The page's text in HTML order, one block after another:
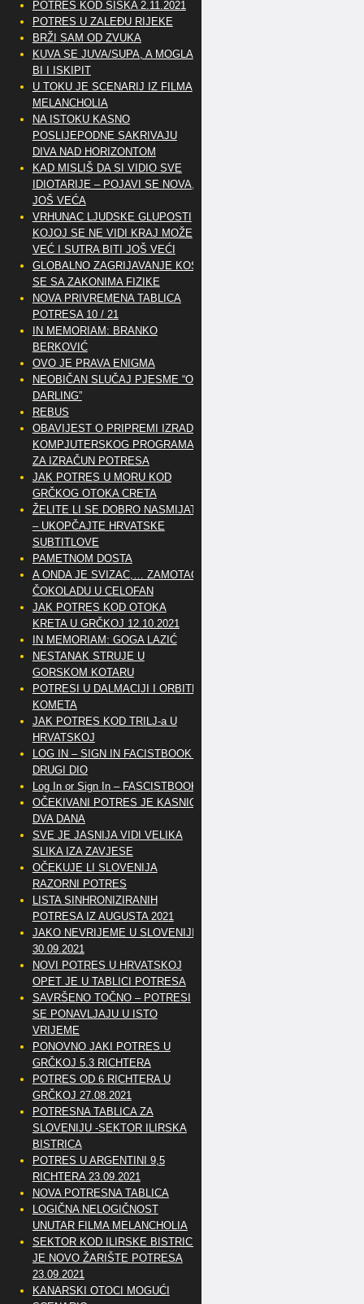
POTRES KOD SISKA 2.11.2021
POTRES U ZALEĐU RIJEKE
BRŽI SAM OD ZVUKA
KUVA SE JUVA/SUPA, A MOGLA
BI I ISKIPIT
U TOKU JE SCENARIJ IZ FILMA
MELANCHOLIA
NA ISTOKU KASNO
POSLIJEPODNE SAKRIVAJU
DIVA NAD HORIZONTOM
KAD MISLIŠ DA SI VIDIO SVE
IDIOTARIJE – POJAVI SE NOVA,..
JOŠ VEĆA
VRHUNAC LJUDSKE GLUPOSTI
KOJOJ SE NE VIDI KRAJ MOŽE
VEĆ I SUTRA BITI JOŠ VEĆI
GLOBALNO ZAGRIJAVANJE KOSI
SE SA ZAKONIMA FIZIKE
NOVA PRIVREMENA TABLICA
POTRESA 10 / 21
IN MEMORIAM: BRANKO
BERKOVIĆ
OVO JE PRAVA ENIGMA
NEOBIČAN SLUČAJ PJESME “OH
DARLING”
REBUS
OBAVIJEST O PRIPREMI IZRADE
KOMPJUTERSKOG PROGRAMA
ZA IZRAČUN POTRESA
JAK POTRES U MORU KOD
GRČKOG OTOKA CRETA
ŽELITE LI SE DOBRO NASMIJATI
– UKOPČAJTE HRVATSKE
SUBTITLOVE
PAMETNOM DOSTA
A ONDA JE SVIZAC,… ZAMOTAO
ČOKOLADU U CELOFAN
JAK POTRES KOD OTOKA
KRETA U GRČKOJ 12.10.2021
IN MEMORIAM: GOGA LAZIĆ
NESTANAK STRUJE U
GORSKOM KOTARU
POTRESI U DALMACIJI I ORBITE
KOMETA
JAK POTRES KOD TRILJ-a U
HRVATSKOJ
LOG IN – SIGN IN FACISTBOOK –
DRUGI DIO
Log In or Sign In – FASCISTBOOK
OČEKIVANI POTRES JE KASNIO
DVA DANA
SVE JE JASNIJA VIDI VELIKA
SLIKA IZA ZAVJESE
OČEKUJE LI SLOVENIJA
RAZORNI POTRES
LISTA SINHRONIZIRANIH
POTRESA IZ AUGUSTA 2021
JAKO NEVRIJEME U SLOVENIJI
30.09.2021
NOVI POTRES U HRVATSKOJ
OPET JE U TABLICI POTRESA
SAVRŠENO TOČNO – POTRESI
SE PONAVLJAJU U ISTO
VRIJEME
PONOVNO JAKI POTRES U
GRČKOJ 5.3 RICHTERA
POTRES OD 6 RICHTERA U
GRČKOJ 27.08.2021
POTRESNA TABLICA ZA
SLOVENIJU -SEKTOR ILIRSKA
BISTRICA
POTRES U ARGENTINI 9,5
RICHTERA 23.09.2021
NOVA POTRESNA TABLICA
LOGIČNA NELOGIČNOST
UNUTAR FILMA MELANCHOLIA
SEKTOR KOD ILIRSKE BISTRICE
JE NOVO ŽARIŠTE POTRESA
23.09.2021
KANARSKI OTOCI MOGUĆI